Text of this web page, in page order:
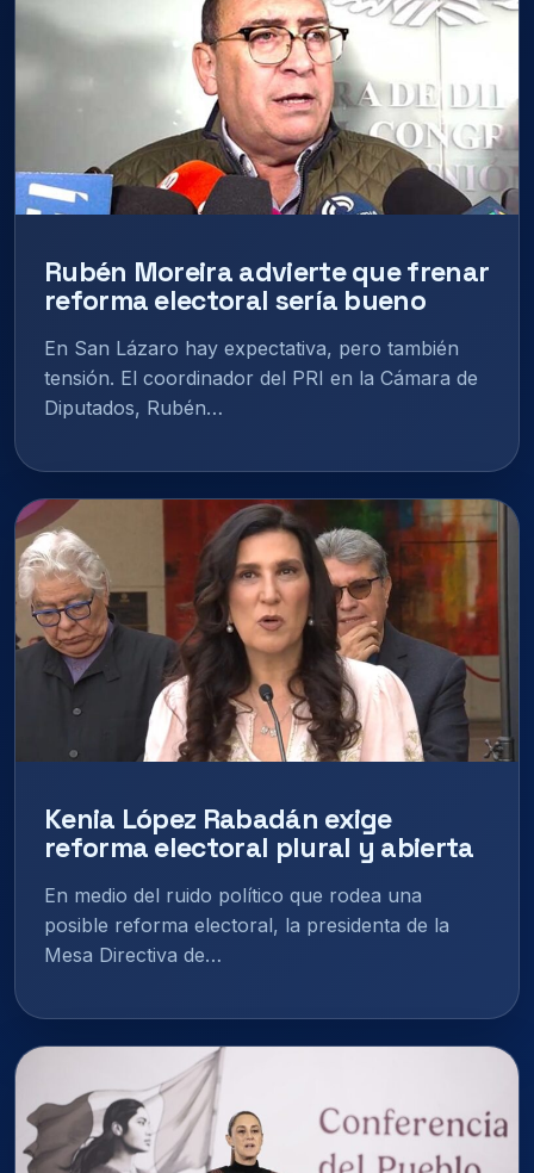
Rubén Moreira advierte que frenar
reforma electoral sería bueno
En San Lázaro hay expectativa, pero también
tensión. El coordinador del PRI en la Cámara de
Diputados, Rubén…
Kenia López Rabadán exige
reforma electoral plural y abierta
En medio del ruido político que rodea una
posible reforma electoral, la presidenta de la
Mesa Directiva de…